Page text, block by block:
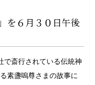
を６月３０日午後
で斎行されている伝統神
素盞嗚尊さまの故事に